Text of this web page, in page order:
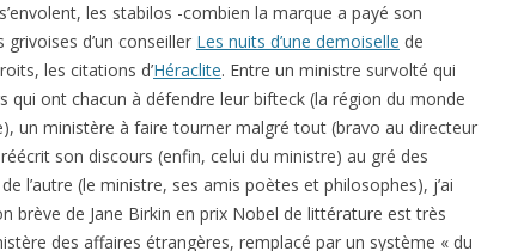
les stabilos -combien la marque a payé son
d’un conseiller Les nuits d’une demoiselle de
les citations d’Héraclite. Entre un ministre survolté qui
qui ont chacun à défendre leur bifteck (la région du monde
un ministère à faire tourner malgré tout (bravo au directeur
son discours (enfin, celui du ministre) au gré des
l’autre (le ministre, ses amis poètes et philosophes), j’ai
brève de Jane Birkin en prix Nobel de littérature est très
des affaires étrangères, remplacé par un système « du